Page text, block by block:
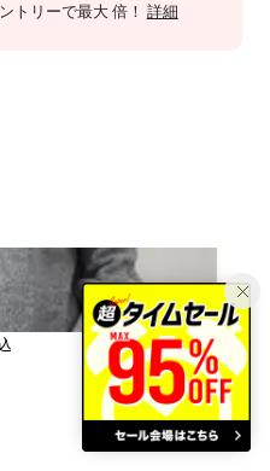
トリーで最大 倍！ 詳細